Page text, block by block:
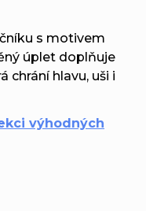
s motivem
úplet doplňuje
chrání hlavu, uši i
výhodných